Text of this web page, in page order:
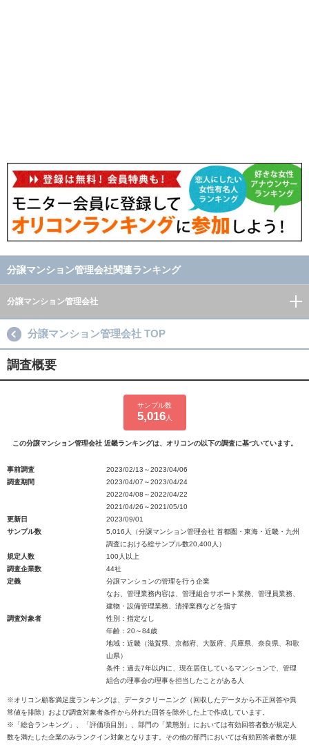
分譲マンション管理会社関連ランキング
分譲マンション管理会社
分譲マンション管理会社 TOP
調査概要
サンプル数
5,016人
この分譲マンション管理会社 近畿ランキングは、オリコンの以下の調査に基づいています。
事前調査
2023/02/13～2023/04/06
調査期間
2023/04/07～2023/04/24
2022/04/08～2022/04/22
2021/04/26～2021/05/10
更新日
2023/09/01
サンプル数
5,016人（分譲マンション管理会社 首都圏・東海・近畿・九州
調査における総サンプル数20,400人）
規定人数
100人以上
調査企業数
44社
定義
分譲マンションの管理を行う企業
なお、管理業務内容は、管理組合サポート業務、管理員業務、
建物・設備管理業務、清掃業務などを指す
調査対象者
性別：指定なし
年齢：20～84歳
地域：近畿（滋賀県、京都府、大阪府、兵庫県、奈良県、和歌
山県）
条件：過去7年以内に、現在居住しているマンションで、管理
組合の理事会の理事を担当したことがある人
※オリコン顧客満足度ランキングは、データクリーニング（回収したデータから不正回答や異
常値を排除）および調査対象者条件から外れた回答を除外した上で作成しています。
※「総合ランキング」、「評価項目別」、部門の「業態別」においては有効回答者数が規定人
数を満たした企業のみランクイン対象となります。その他の部門においては有効回答者数が規